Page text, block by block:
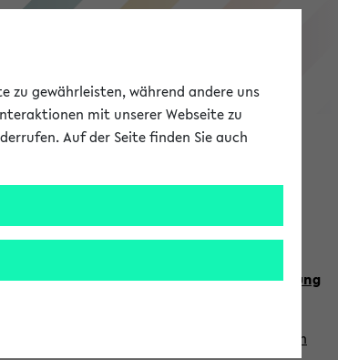
eKVV
weiteren Termine imKalender der Lehrplanung
finden
zu gewährleisten, während andere uns
mit unserer Webseite zu
Auf der Seite finden Sie auch